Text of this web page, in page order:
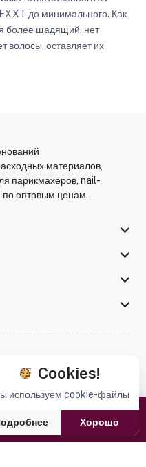
Избранное Корзина
до минимального. Как
более щадящий, нет
волосы, оставляет их
материалов,
парикмахеров, nail-
по оптовым ценам.
-
:
Cookies!
используем cookie-файлы
Хорошо